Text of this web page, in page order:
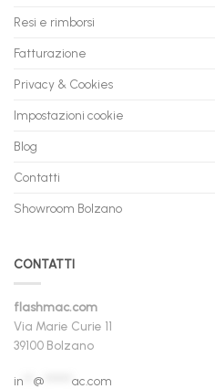
Resi e rimborsi
Fatturazione
Privacy & Cookies
Impostazioni cookie
Blog
Contatti
Showroom Bolzano
CONTATTI
flashmac.com
Via Marie Curie 11
39100 Bolzano
in @
ac.com